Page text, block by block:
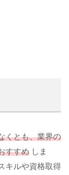
くとも、業界の
すすめ しま
キルや資格取得